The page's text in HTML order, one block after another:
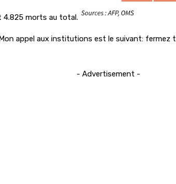
4.825 morts au total.
appel aux institutions est le suivant:
- Advertisement -